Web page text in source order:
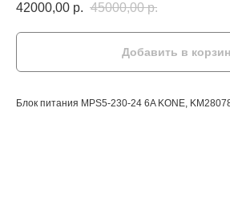
42000,00 р. 45000,00 р.
Добавить в
Блок питания MPS5-230-24 6A KONE,